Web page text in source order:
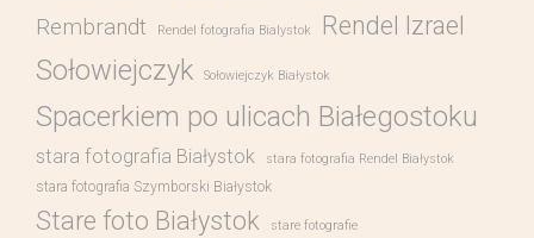
Rembrandt Rendel fotografia Bialystok Rendel Izrael
Sołowiejczyk Sołowiejczyk Białystok
Spacerkiem po ulicach Białegostoku
stara fotografia Białystok stara fotografia Rendel Białystok
stara fotografia Szymborski Białystok
Stare foto Białystok stare fotografie